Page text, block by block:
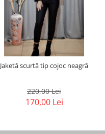
Jaketă scurtă tip cojoc neagră
220,00 Lei
170,00 Lei